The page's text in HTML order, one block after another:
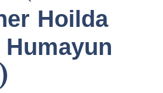
Hoilda